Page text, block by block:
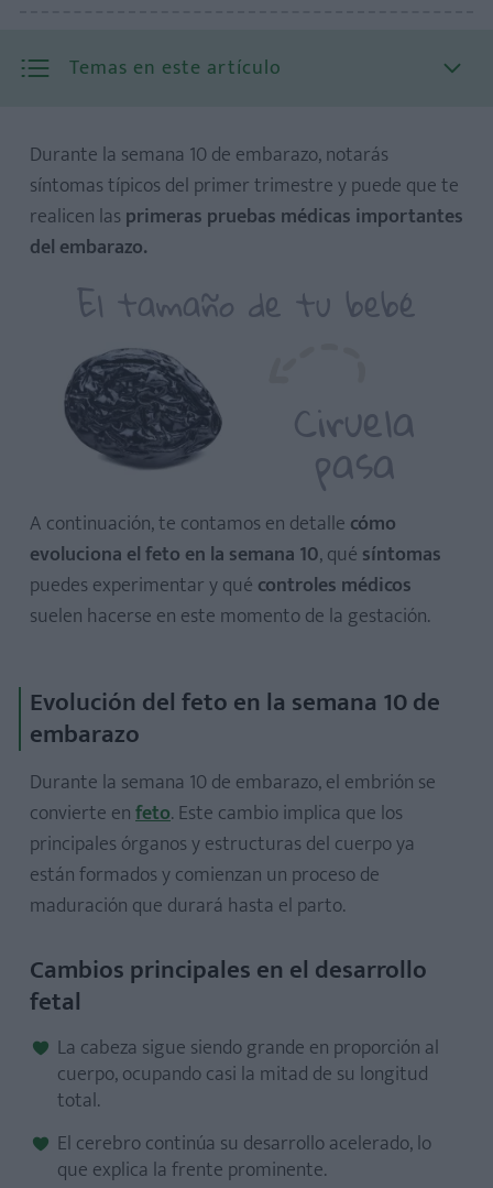
Temas en este artículo
Cambios principales en el desarrollo fetal
¿Cuánto mide el feto en la semana 10 de embarazo?
Ecografía en la semana 10 de embarazo: ¿qué se puede
Síntomas frecuentes en la semana 10
Análisis de sangre: ¿qué se controla?
Análisis de orina
Lo que no debes olvidar esta semana
¿Es normal no tener muchos síntomas en la semana 10?
¿Puedo saber ya el sexo del bebé?
¿Qué pruebas médicas son obligatorias esta semana?
¿Es segura la ecografía en la semana 10?
Durante la semana 10 de embarazo, notarás
síntomas típicos del primer trimestre y puede que te
realicen las primeras pruebas médicas importantes
del embarazo.
El tamaño de tu bebé
Ciruela
pasa
A continuación, te contamos en detalle cómo
evoluciona el feto en la semana 10, qué síntomas
puedes experimentar y qué controles médicos
suelen hacerse en este momento de la gestación.
Evolución del feto en la semana 10 de
embarazo
Durante la semana 10 de embarazo, el embrión se
convierte enfeto. Este cambio implica que los
principales órganos y estructuras del cuerpo ya
están formados y comienzan un proceso de
maduración que durará hasta el parto.
Cambios principales en el desarrollo
fetal
La cabeza sigue siendo grande en proporción al
cuerpo, ocupando casi la mitad de su longitud
total.
El cerebro continúa su desarrollo acelerado, lo
que explica la frente prominente.